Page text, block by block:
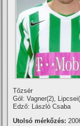
Tőzsér
Gól: Vagner(2),
Edző: László Csaba
Utolsó mérkőzés: